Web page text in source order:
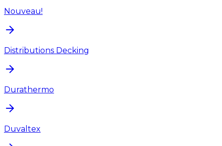
Nouveau!
Distributions Decking
Durathermo
Duvaltex